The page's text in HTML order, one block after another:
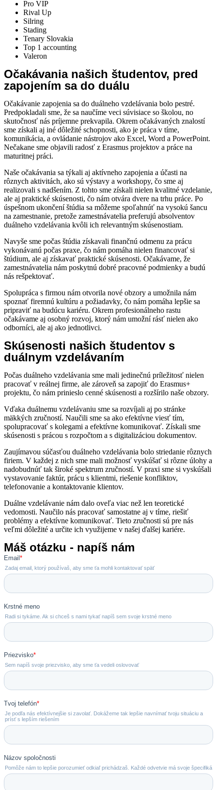
Pro VIP
Rival Up
Silring
Stading
Tenary Slovakia
Top 1 accounting
Valeron
Očakávania našich študentov, pred
zapojením sa do duálu
Očakávanie zapojenia sa do duálneho vzdelávania bolo pestré.
Predpokladali sme, že sa naučíme veci súvisiace so školou, no
skutočnosť nás príjemne prekvapila. Okrem očakávaných znalostí
sme získali aj iné dôležité schopnosti, ako je práca v tíme,
komunikácia, a ovládanie nástrojov ako Excel, Word a PowerPoint.
Nečakane sme objavili radosť z Erasmus projektov a práce na
maturitnej práci.
Naše očakávania sa týkali aj aktívneho zapojenia a účasti na
rôznych aktivitách, ako sú výstavy a workshopy, čo sme aj
realizovali s nadšením. Z tohto sme získali nielen kvalitné vzdelanie,
ale aj praktické skúsenosti, čo nám otvára dvere na trhu práce. Po
úspešnom ukončení štúdia sa môžeme spoľahnúť na vysokú šancu
na zamestnanie, pretože zamestnávatelia preferujú absolventov
duálneho vzdelávania kvôli ich relevantným skúsenostiam.
Navyše sme počas štúdia získavali finančnú odmenu za prácu
vykonávanú počas praxe, čo nám pomáha nielen financovať si
štúdium, ale aj získavať praktické skúsenosti. Očakávame, že
zamestnávatelia nám poskytnú dobré pracovné podmienky a budú
nás rešpektovať.
Spolupráca s firmou nám otvorila nové obzory a umožnila nám
spoznať firemnú kultúru a požiadavky, čo nám pomáha lepšie sa
pripraviť na budúcu kariéru. Okrem profesionálneho rastu
očakávame aj osobný rozvoj, ktorý nám umožní rásť nielen ako
odborníci, ale aj ako jednotlivci.
Skúsenosti našich študentov s
duálnym vzdelávaním
Počas duálneho vzdelávania sme mali jedinečnú príležitosť nielen
pracovať v reálnej firme, ale zároveň sa zapojiť do Erasmus+
projektu, čo nám prinieslo cenné skúsenosti a rozšírilo naše obzory.
Vďaka duálnemu vzdelávaniu sme sa rozvíjali aj po stránke
mäkkých zručností. Naučili sme sa ako efektívne viesť tím,
spolupracovať s kolegami a efektívne komunikovať. Získali sme
skúsenosti s prácou s rozpočtom a s digitalizáciou dokumentov.
Zaujímavou súčasťou duálneho vzdelávania bolo striedanie rôznych
firiem. V každej z nich sme mali možnosť vyskúšať si rôzne úlohy a
nadobudnúť tak široké spektrum zručností. V praxi sme si vyskúšali
vystavovanie faktúr, prácu s klientmi, riešenie konfliktov,
telefonovanie a kontaktovanie klientov.
Duálne vzdelávanie nám dalo oveľa viac než len teoretické
vedomosti. Naučilo nás pracovať samostatne aj v tíme, riešiť
problémy a efektívne komunikovať. Tieto zručnosti sú pre nás
veľmi dôležité a určite ich využijeme v našej ďalšej kariére.
Máš otázku - napíš nám